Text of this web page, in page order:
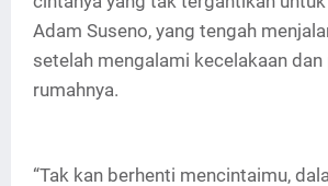
Adam Suseno, yang tengah
setelah mengalami kecelakaan dan
rumahnya.
“Tak kan berhenti mencintaimu,